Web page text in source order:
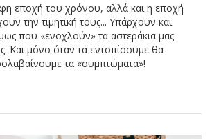
εποχή του χρόνου, αλλά και η εποχή
την τιμητική τους... Υπάρχουν και
που «ενοχλούν» τα αστεράκια μας
Και μόνο όταν τα εντοπίσουμε θα
τα «συμπτώματα»!